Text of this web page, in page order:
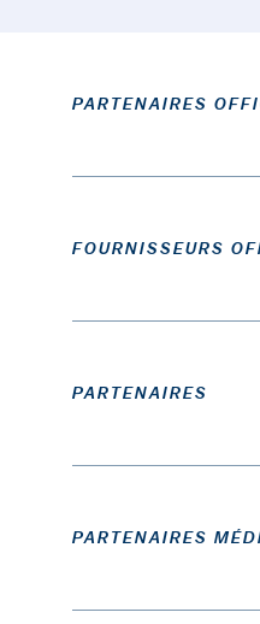
PARTENAIRES
FOURNISSEURS
PARTENAIRES
PARTENAIRES